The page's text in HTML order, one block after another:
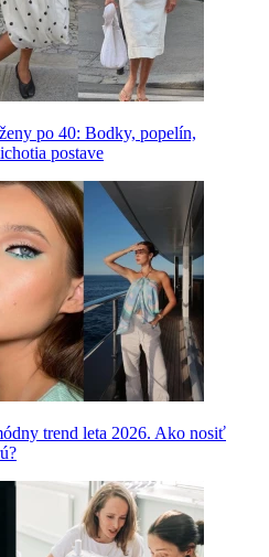
po 40: Bodky, popelín,
postave
trend leta 2026. Ako nosiť